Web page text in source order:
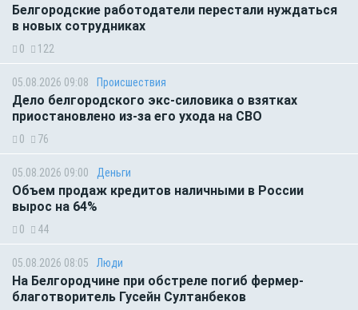
Белгородские работодатели перестали нуждаться
в новых сотрудниках
0 122
05.08.2026 09:08 Происшествия
Дело белгородского экс-силовика о взятках
приостановлено из-за его ухода на СВО
0 76
05.08.2026 09:00 Деньги
Объем продаж кредитов наличными в России
вырос на 64%
0 44
05.08.2026 08:05 Люди
На Белгородчине при обстреле погиб фермер-
благотворитель Гусейн Султанбеков